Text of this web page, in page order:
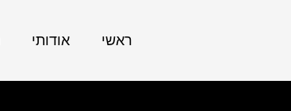
ראשי אודותי